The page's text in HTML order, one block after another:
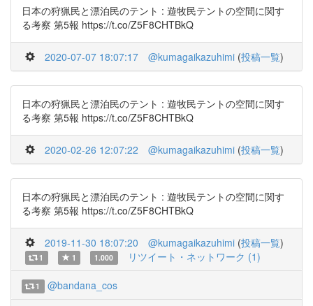
日本の狩猟民と漂泊民のテント : 遊牧民テントの空間に関す
る考察 第5報 https://t.co/Z5F8CHTBkQ
2020-07-07 18:07:17 @kumagaikazuhimi (投稿一覧)
日本の狩猟民と漂泊民のテント : 遊牧民テントの空間に関す
る考察 第5報 https://t.co/Z5F8CHTBkQ
2020-02-26 12:07:22 @kumagaikazuhimi (投稿一覧)
日本の狩猟民と漂泊民のテント : 遊牧民テントの空間に関す
る考察 第5報 https://t.co/Z5F8CHTBkQ
2019-11-30 18:07:20 @kumagaikazuhimi (投稿一覧)
1 1 1.000 リツイート・ネットワーク (1)
1 @bandana_cos